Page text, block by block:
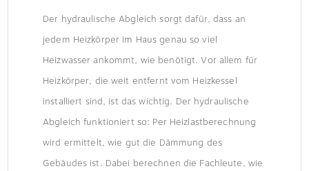
Der hydraulische Abgleich sorgt dafür, dass an
jedem Heizkörper im Haus genau so viel
Heizwasser ankommt, wie benötigt. Vor allem für
Heizkörper, die weit entfernt vom Heizkessel
installiert sind, ist das wichtig. Der hydraulische
Abgleich funktioniert so: Per Heizlastberechnung
wird ermittelt, wie gut die Dämmung des
Gebäudes ist. Dabei berechnen die Fachleute, wie